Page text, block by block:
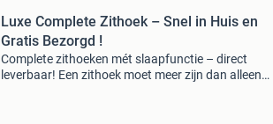
Luxe Complete Zithoek – Snel in Huis en
Gratis Bezorgd !
Complete zithoeken mét slaapfunctie – direct
leverbaar! Een zithoek moet meer zijn dan alleen